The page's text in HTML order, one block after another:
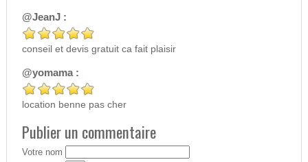
@JeanJ :
conseil et devis gratuit ca fait plaisir
@yomama :
location benne pas cher
Publier un commentaire
Votre nom